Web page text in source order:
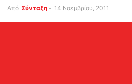
Από Σύνταξη - 14 Νοεμβρίου, 2011